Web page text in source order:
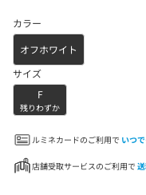
カラー
オフホワイト
サイズ
F
残りわずか
ルミネカードのご利用で いつ
店舗受取サービスのご利用で